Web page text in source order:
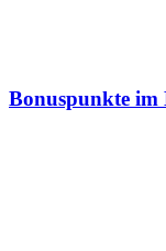
Bonuspunkte